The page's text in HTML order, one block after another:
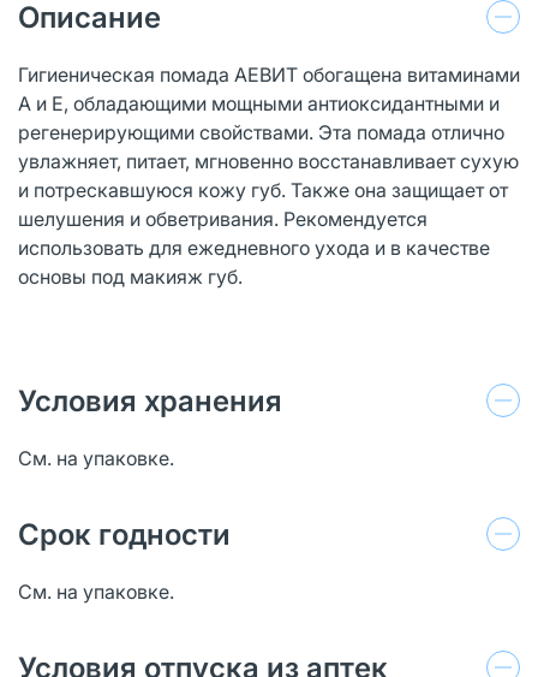
Описание
Гигиеническая помада АЕВИТ обогащена витаминами
А и Е, обладающими мощными антиоксидантными и
регенерирующими свойствами. Эта помада отлично
увлажняет, питает, мгновенно восстанавливает сухую
и потрескавшуюся кожу губ. Также она защищает от
шелушения и обветривания. Рекомендуется
использовать для ежедневного ухода и в качестве
основы под макияж губ.
Условия хранения
См. на упаковке.
Срок годности
См. на упаковке.
Условия отпуска из аптек